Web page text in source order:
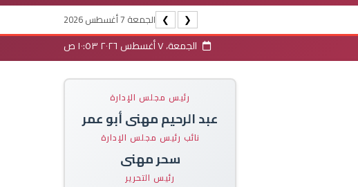
❮
❯ الجمعة 7 أغسطس 2026
الجمعة، ٧ أغسطس ٢٠٢٦ ١٠:٥٣ ص
رئيس مجلس الإدارة
عبد الرحيم مهنى أبو عمر
نائب رئيس مجلس الإدارة
سحر مهنى
رئيس التحرير